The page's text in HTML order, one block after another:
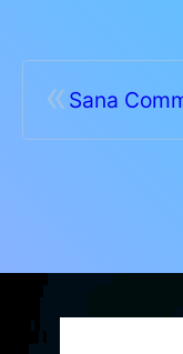
« Sana